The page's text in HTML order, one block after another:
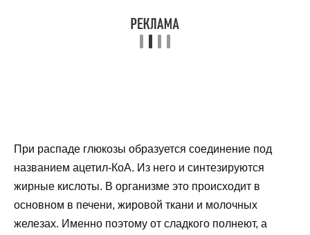
При распаде глюкозы образуется соединение под
названием ацетил-КоА. Из него и синтезируются
жирные кислоты. В организме это происходит в
основном в печени, жировой ткани и молочных
железах. Именно поэтому от сладкого полнеют, а